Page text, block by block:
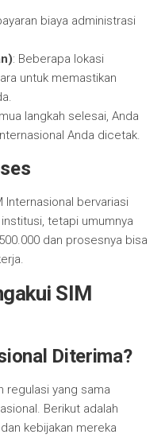
biaya administrasi
: Beberapa lokasi
untuk memastikan
langkah selesai, Anda
Anda dicetak.
Internasional bervariasi
tetapi umumnya
dan prosesnya bisa
SIM
Diterima?
regulasi yang sama
Berikut adalah
kebijakan mereka